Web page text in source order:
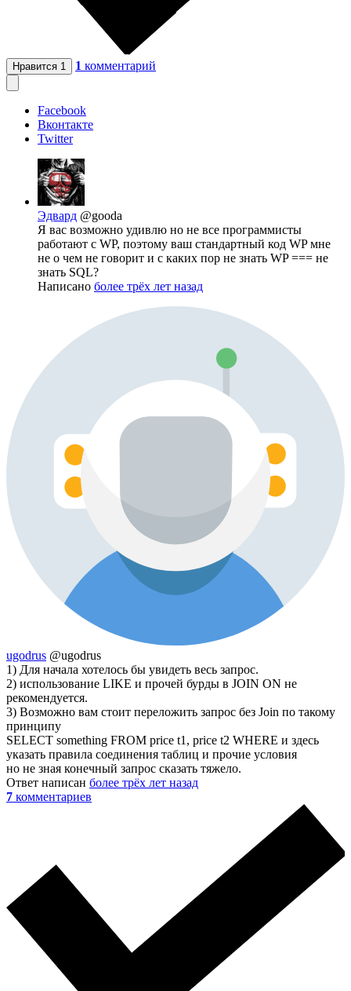
Нравится 1 1 комментарий
Facebook
Вконтакте
Twitter
Эдвард @gooda
Я вас возможно удивлю но не все программисты
работают с WP, поэтому ваш стандартный код WP мне
не о чем не говорит и с каких пор не знать WP === не
знать SQL?
Написано более трёх лет назад
ugodrus @ugodrus
1) Для начала хотелось бы увидеть весь запрос.
2) использование LIKE и прочей бурды в JOIN ON не
рекомендуется.
3) Возможно вам стоит переложить запрос без Join по такому
принципу
SELECT something FROM price t1, price t2 WHERE и здесь
указать правила соединения таблиц и прочие условия
но не зная конечный запрос сказать тяжело.
Ответ написан более трёх лет назад
7 комментариев